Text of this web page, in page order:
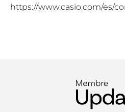
https://www.casio.com/es/